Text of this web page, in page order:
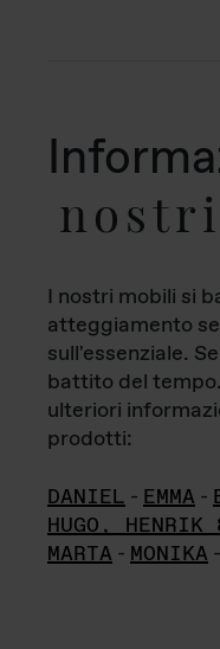
I nostri mobili si
atteggiamento
sull'essenziale.
battito del
ulteriori
prodotti:
DANIEL - EMMA -
HUGO, HENRIK
MARTA - MONIKA -